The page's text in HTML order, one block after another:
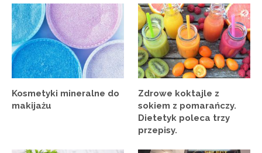
Kosmetyki mineralne do
makijażu
Zdrowe koktajle z
sokiem z pomarańczy.
Dietetyk poleca trzy
przepisy.